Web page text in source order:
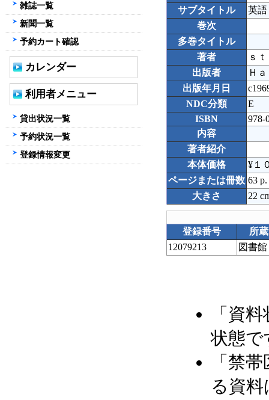
サブタイトル
英語
巻次
多巻タイトル
著者
ｓ
出版者
Ｈ
出版年月日
NDC分類
E
ISBN
978-
内容
著者紹介
本体価格
¥１
ページまたは冊数 63
大きさ
22
登録番号
所
12079213
図書館
「資
状態で
「禁
る資
雑誌一覧
新聞一覧
予約カート確認
カレンダー
利用者メニュー
貸出状況一覧
予約状況一覧
登録情報変更